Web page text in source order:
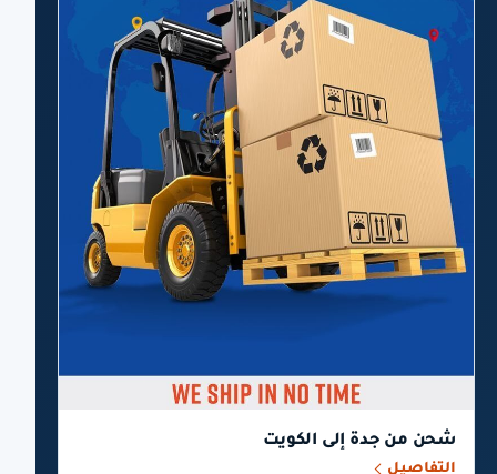
شحن من جدة إلى الكويت
التفاصيل